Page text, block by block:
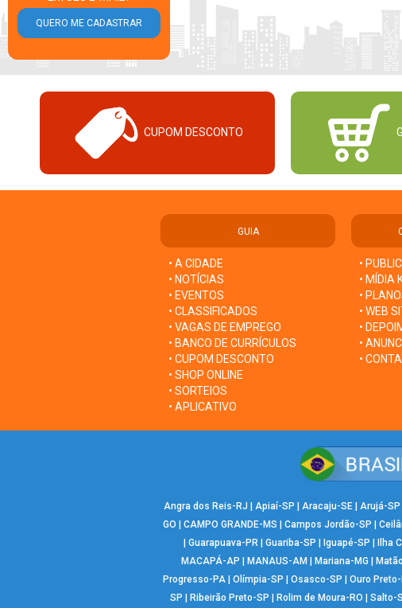
CUPOM DESCONTO
GUIA
• A CIDADE
• NOTÍCIAS
• EVENTOS
• CLASSIFICADOS
• VAGAS DE EMPREGO
• BANCO DE CURRÍCULOS
• CUPOM DESCONTO
• SHOP ONLINE
• SORTEIOS
• APLICATIVO
•
• MÍDIA
•
• WEB
•
•
•
Angra dos Reis-RJ | Apiaí-SP | Aracaju-SE | Arujá-SP
GO | CAMPO GRANDE-MS | Campos Jordão-SP |
| Guarapuava-PR | Guariba-SP | Iguapé-SP | Ilha
MACAPÁ-AP | MANAUS-AM | Mariana-MG |
Progresso-PA| Olímpia-SP | Osasco-SP | Ouro Preto-
SP | Ribeirão Preto-SP | Rolim de Moura-RO | Salto-